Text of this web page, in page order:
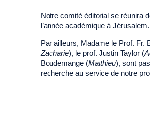
Notre comité éditorial se réunira
l’année académique à Jérusalem.
Par ailleurs, Madame le Prof. Fr.
Zacharie), le prof. Justin Taylor (
Boudemange (Matthieu), sont
recherche au service de notre